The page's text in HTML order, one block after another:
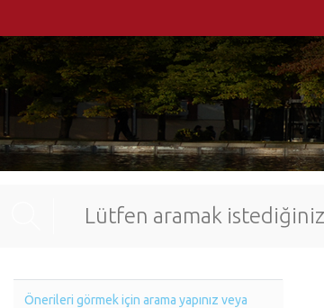
Önerileri görmek için arama yapınız veya